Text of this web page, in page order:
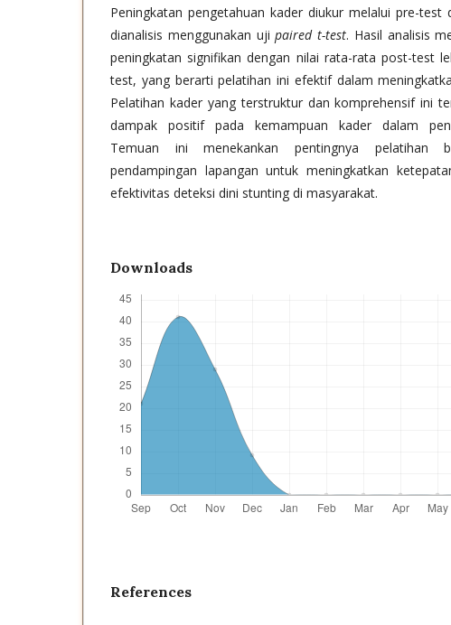
Peningkatan pengetahuan kader diukur melalui pre-test
dianalisis menggunakan ujipaired t-test. Hasil analisis
peningkatan signifikan dengan nilai rata-rata post-test
test, yang berarti pelatihan ini efektif dalam
Pelatihan kader yang terstruktur dan komprehensif ini
dampak positif pada kemampuan kader dalam
Temuan ini menekankan pentingnya pelatihan
pendampingan lapangan untuk meningkatkan
efektivitas deteksi dini stunting di masyarakat.
Downloads
References